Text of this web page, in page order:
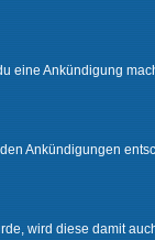
eine Ankündigung
Ankündigungen
wird diese damit